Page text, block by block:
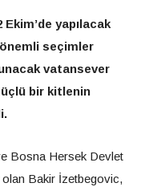
yapılacak
seçimler
vatansever
bir kitlenin
Bosna Hersek Devlet
Bakir İzetbegovic,